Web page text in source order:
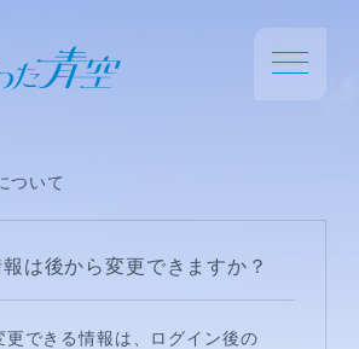
ついて
は後から変更できますか？
更できる情報は、ログイン後の